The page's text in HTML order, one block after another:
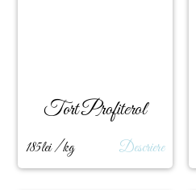
Tort Profiterol
185lei / kg Descriere